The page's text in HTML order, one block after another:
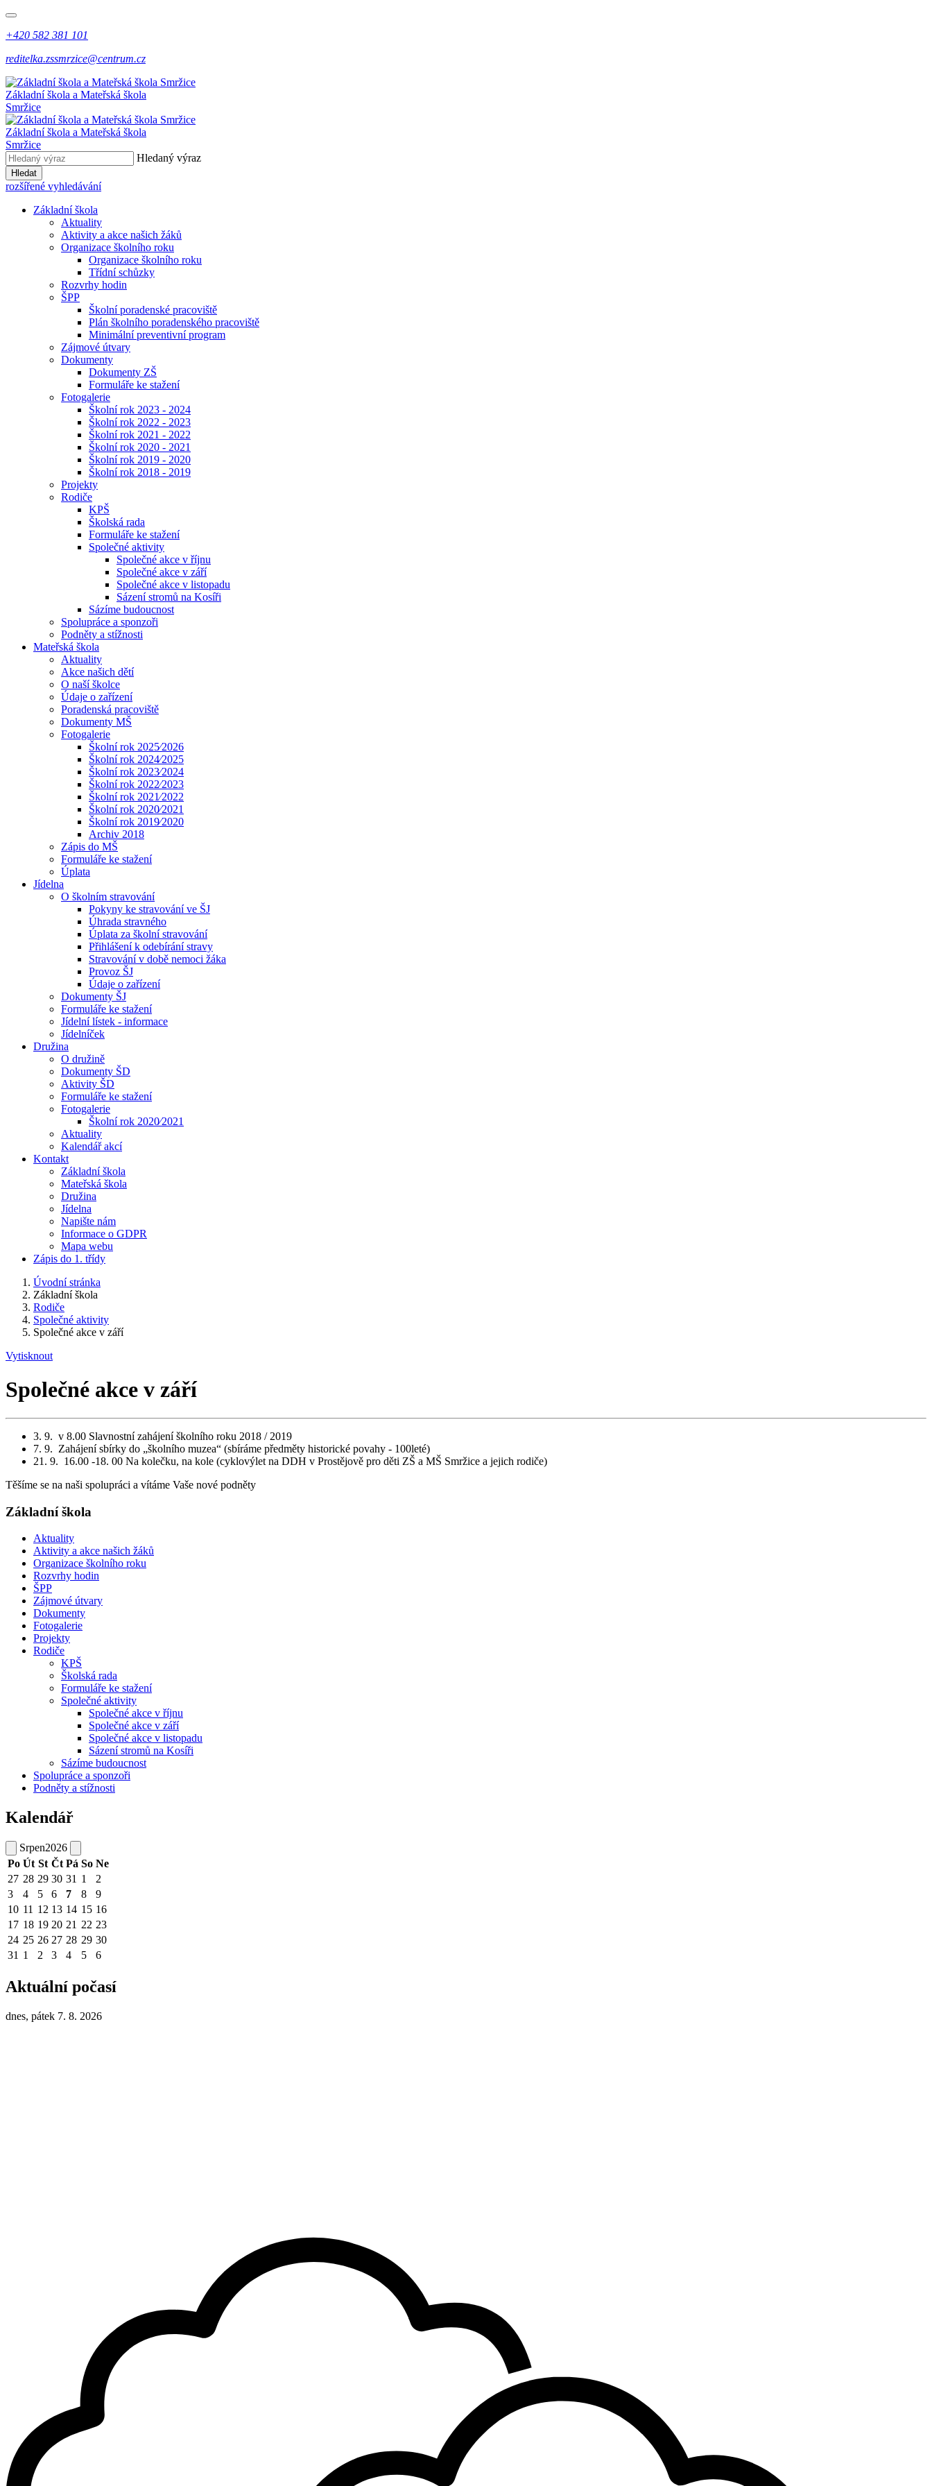
+420 582 381 101
reditelka.zssmrzice@centrum.cz
Základní škola a Mateřská škola
Smržice
Základní škola a Mateřská škola
Smržice
Hledaný výraz
Hledat
rozšířené vyhledávání
Základní škola
Aktuality
Aktivity a akce našich žáků
Organizace školního roku
Organizace školního roku
Třídní schůzky
Rozvrhy hodin
ŠPP
Školní poradenské pracoviště
Plán školního poradenského pracoviště
Minimální preventivní program
Zájmové útvary
Dokumenty
Dokumenty ZŠ
Formuláře ke stažení
Fotogalerie
Školní rok 2023 - 2024
Školní rok 2022 - 2023
Školní rok 2021 - 2022
Školní rok 2020 - 2021
Školní rok 2019 - 2020
Školní rok 2018 - 2019
Projekty
Rodiče
KPŠ
Školská rada
Formuláře ke stažení
Společné aktivity
Společné akce v říjnu
Společné akce v září
Společné akce v listopadu
Sázení stromů na Kosíři
Sázíme budoucnost
Spolupráce a sponzoři
Podněty a stížnosti
Mateřská škola
Aktuality
Akce našich dětí
O naší školce
Údaje o zařízení
Poradenská pracoviště
Dokumenty MŠ
Fotogalerie
Školní rok 2025⁄2026
Školní rok 2024⁄2025
Školní rok 2023⁄2024
Školní rok 2022⁄2023
Školní rok 2021⁄2022
Školní rok 2020⁄2021
Školní rok 2019⁄2020
Archiv 2018
Zápis do MŠ
Formuláře ke stažení
Úplata
Jídelna
O školním stravování
Pokyny ke stravování ve ŠJ
Úhrada stravného
Úplata za školní stravování
Přihlášení k odebírání stravy
Stravování v době nemoci žáka
Provoz ŠJ
Údaje o zařízení
Dokumenty ŠJ
Formuláře ke stažení
Jídelní lístek - informace
Jídelníček
Družina
O družině
Dokumenty ŠD
Aktivity ŠD
Formuláře ke stažení
Fotogalerie
Školní rok 2020⁄2021
Aktuality
Kalendář akcí
Kontakt
Základní škola
Mateřská škola
Družina
Jídelna
Napište nám
Informace o GDPR
Mapa webu
Zápis do 1. třídy
Úvodní stránka
Základní škola
Rodiče
Společné aktivity
Společné akce v září
Vytisknout
Společné akce v září
3. 9. v 8.00 Slavnostní zahájení školního roku 2018 / 2019
7. 9. Zahájení sbírky do „školního muzea“ (sbíráme předměty historické povahy - 100leté)
21. 9. 16.00 -18. 00 Na kolečku, na kole (cyklovýlet na DDH v Prostějově pro děti ZŠ a MŠ Smržice a jejich rodiče)
Těšíme se na naši spolupráci a vítáme Vaše nové podněty
Základní škola
Aktuality
Aktivity a akce našich žáků
Organizace školního roku
Rozvrhy hodin
ŠPP
Zájmové útvary
Dokumenty
Fotogalerie
Projekty
Rodiče
KPŠ
Školská rada
Formuláře ke stažení
Společné aktivity
Společné akce v říjnu
Společné akce v září
Společné akce v listopadu
Sázení stromů na Kosíři
Sázíme budoucnost
Spolupráce a sponzoři
Podněty a stížnosti
Kalendář
Srpen2026
Po Út St Čt Pá So Ne
27 28 29 30 31 1
2
3
4 5 6 7 8
9
10 11 12 13 14 15 16
17 18 19 20 21 22 23
24 25 26 27 28 29 30
31 1 2 3 4 5 6
Aktuální počasí
dnes, pátek 7. 8. 2026